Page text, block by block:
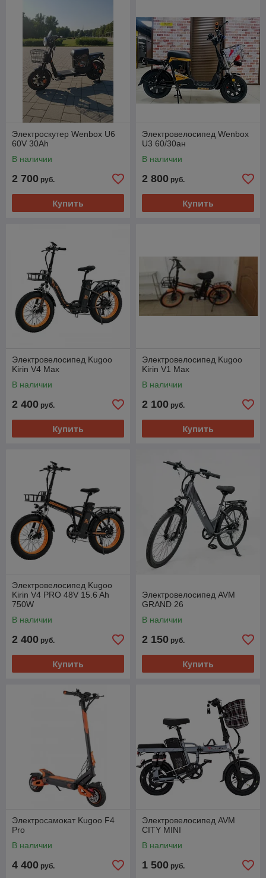
Электроскутер Wenbox U6
60V 30Ah
В наличии
2 700 руб.
Купить
Электровелосипед Wenbox
U3 60/30ан
В наличии
2 800 руб.
Купить
Электровелосипед Kugoo
Kirin V4 Max
В наличии
2 400 руб.
Купить
Электровелосипед Kugoo
Kirin V1 Max
В наличии
2 100 руб.
Купить
Электровелосипед Kugoo
Kirin V4 PRO 48V 15.6 Ah
750W
В наличии
2 400 руб.
Купить
Электровелосипед AVM
GRAND 26
В наличии
2 150 руб.
Купить
Электросамокат Kugoo F4
Pro
В наличии
4 400 руб.
Электровелосипед AVM
CITY MINI
В наличии
1 500 руб.